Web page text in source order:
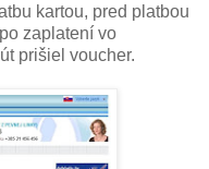
kartou, pred platbou
zaplatení vo
prišiel voucher.